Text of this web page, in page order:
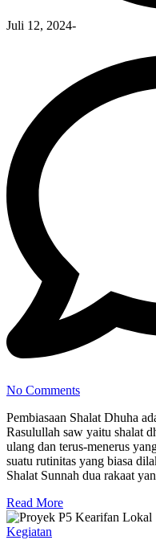
Juli 12, 2024-
No Comments
Pembiasaan Shalat Dhuha
Rasulullah saw yaitu shalat
ulang dan terus-menerus
suatu rutinitas yang biasa
Shalat Sunnah dua rakaat
Read More
Kegiatan